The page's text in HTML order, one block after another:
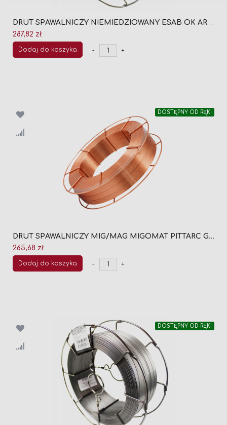
DRUT SPAWALNICZY NIEMIEDZIOWANY ESAB OK ARISTOROD 12.63 FI 1,2 (SZPULA 18KG)
287,82 zł
Dodaj do koszyka - +
DOSTĘPNY OD RĘKI
DRUT SPAWALNICZY MIG/MAG MIGOMAT PITTARC G9 SG3 FI 1,2 (SZPULA 18KG)
265,68 zł
Dodaj do koszyka - +
DOSTĘPNY OD RĘKI